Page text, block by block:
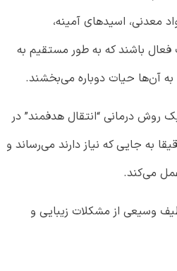
اسیدهای آمینه،
باشند که به طور مستقیم به
حیات دوباره می‌بخشند.
درمانی “انتقال هدفمند” در
به جایی که نیاز دارند می‌رساند و
می‌کند.
از مشکلات زیبایی و